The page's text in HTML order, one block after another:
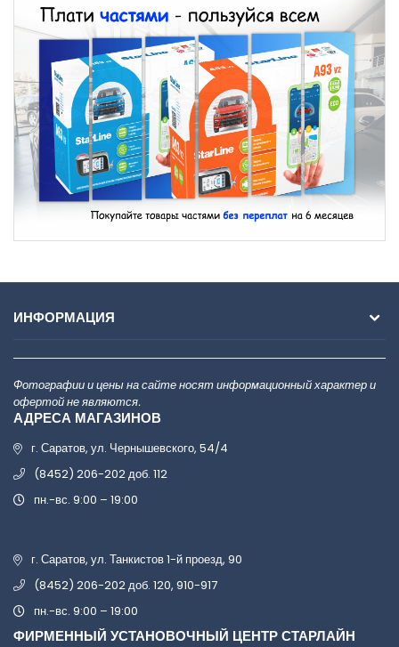
ИНФОРМАЦИЯ
Фотографии и цены на сайте носят информационный характер и
офертой не являются.
АДРЕСА МАГАЗИНОВ
г. Саратов, ул. Чернышевского, 54/4
(8452) 206-202 доб. 112
пн.-вс. 9:00 – 19:00
г. Саратов, ул. Танкистов 1-й проезд, 90
(8452) 206-202 доб. 120, 910-917
пн.-вс. 9:00 – 19:00
ФИРМЕННЫЙ УСТАНОВОЧНЫЙ ЦЕНТР СТАРЛАЙН